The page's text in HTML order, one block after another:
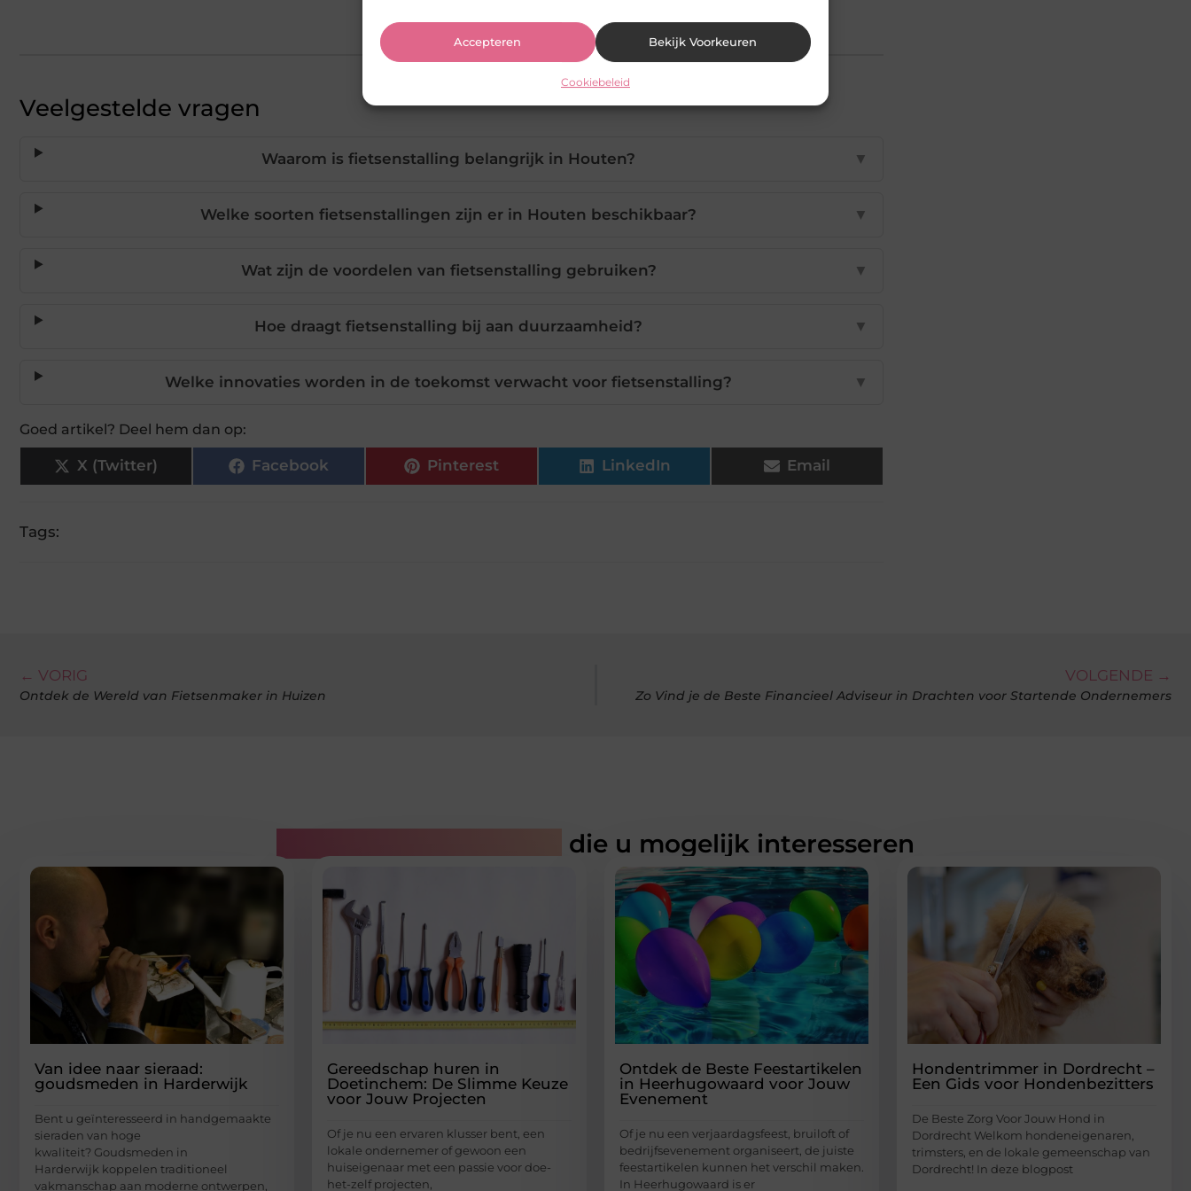
Accepteren Bekijk Voorkeuren
Cookiebeleid
Veelgestelde vragen
Waarom is fietsenstalling belangrijk in Houten? ▼
Welke soorten fietsenstallingen zijn er in Houten beschikbaar? ▼
Wat zijn de voordelen van fietsenstalling gebruiken? ▼
Hoe draagt fietsenstalling bij aan duurzaamheid? ▼
Welke innovaties worden in de toekomst verwacht voor fietsenstalling? ▼
Goed artikel? Deel hem dan op:
X (Twitter) Facebook Pinterest LinkedIn Email
Tags:
← VORIG
Ontdek de Wereld van Fietsenmaker in Huizen
VOLGENDE →
Zo Vind je de Beste Financieel Adviseur in Drachten voor Startende Ondernemers
die u mogelijk interesseren
Van idee naar sieraad:
goudsmeden in Harderwijk
Bent u geïnteresseerd in handgemaakte
sieraden van hoge
kwaliteit? Goudsmeden in
Harderwijk koppelen traditioneel
vakmanschap aan moderne ontwerpen,
Gereedschap huren in
Doetinchem: De Slimme Keuze
voor Jouw Projecten
Of je nu een ervaren klusser bent, een
lokale ondernemer of gewoon een
huiseigenaar met een passie voor doe-
het-zelf projecten,
Ontdek de Beste Feestartikelen
in Heerhugowaard voor Jouw
Evenement
Of je nu een verjaardagsfeest, bruiloft of
bedrijfsevenement organiseert, de juiste
feestartikelen kunnen het verschil maken.
In Heerhugowaard is er
Hondentrimmer in Dordrecht –
Een Gids voor Hondenbezitters
De Beste Zorg Voor Jouw Hond in
Dordrecht Welkom hondeneigenaren,
trimsters, en de lokale gemeenschap van
Dordrecht! In deze blogpost